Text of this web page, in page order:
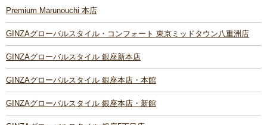
Premium Marunouchi 本店
GINZAグローバルスタイル・コンフォート 東京ミッドタウン八重洲店
GINZAグローバルスタイル 銀座新本店
GINZAグローバルスタイル 銀座本店・本館
GINZAグローバルスタイル 銀座本店・新館